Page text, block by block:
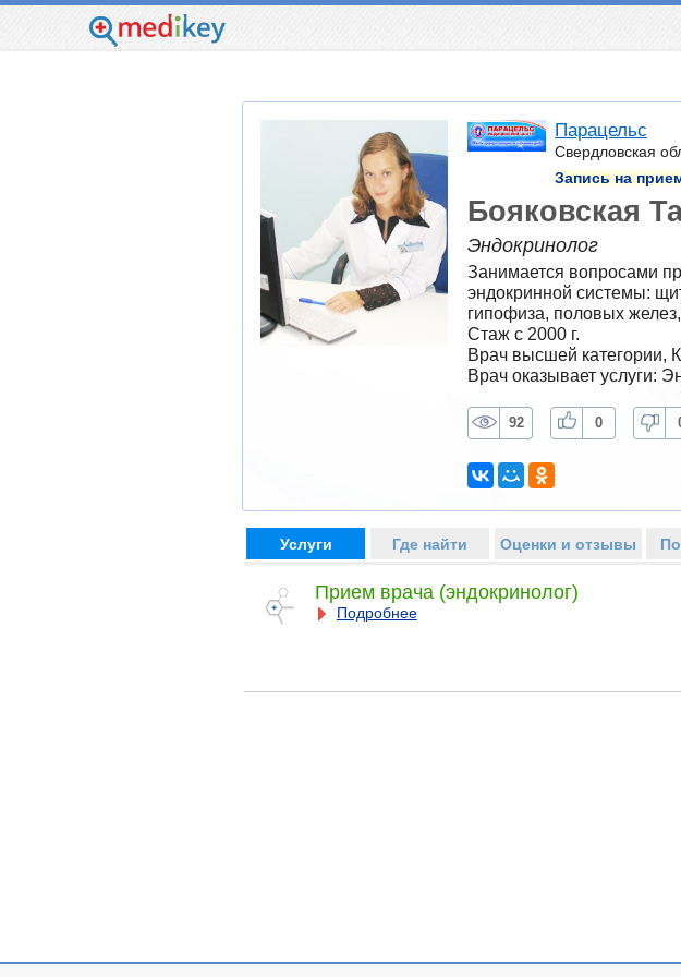
Парацельс
Свердловская
Запись на
Бояковская
Эндокринолог
Занимается вопросами
эндокринной системы:
гипофиза, половых
Стаж с 2000 г.
Врач высшей категории,
Врач оказывает услуги:
92 0
Услуги Где найти Оценки и отзывы
Прием врача (эндокринолог)
Подробнее